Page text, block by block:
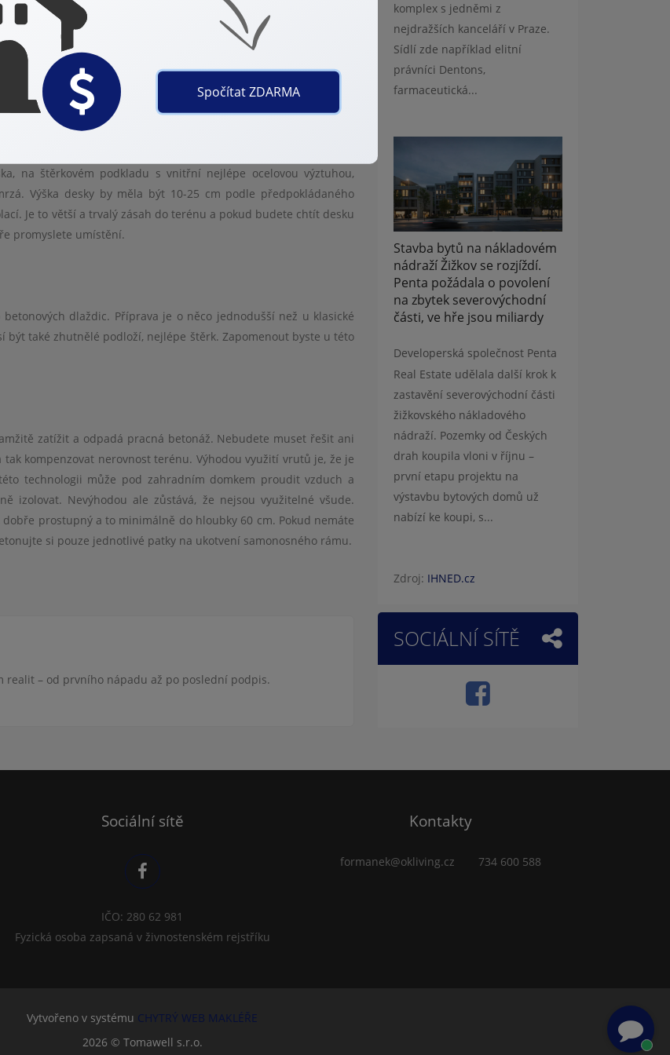
domek
a k čemu bude složit, kde bude stát, př
ází na řadu vyřešení
kvalitně provedená, rovná a ve výšce zhruba 5-10 cm na
na štěrkovém podkladu s vnitřní nejlépe ocelovou výztuhou,
Výška desky by měla být 10-25 cm podle předpokládaného
Je to větší a trvalý zásah do terénu a pokud budete chtít desku
promyslete umístění.
betonových dlaždic. Příprava je o něco jednodušší než u klasické
být takézhutnělé podloží, nejlépe štěrk. Zapomenout byste u této
zatížit a odpadá pracná betonáž. Nebudete muset řešit ani
tak kompenzovat nerovnost terénu. Výhodou využití vrutů je, že je
éto technologii může pod zahradním domkem proudit vzduch a
izolovat. Nevýhodou ale zůstává, že nejsou využitelnévšude.
dobře prostupný a to minimálně do hloubky 60 cm. Pokud nemáte
si pouze jednotlivé patky na ukotvení samonosného rámu.
realit – od prvního nápadu až po poslední podpis.
komplex s jedněmi z
nejdražších kanceláří v Praze.
Sídlí zde například elitní
právníci Dentons,
farmaceutická...
Stavba bytů na nákladovém
nádraží Žižkov se rozjíždí.
Penta požádala o povolení
na zbytek severovýchodní
části, ve hře jsou miliardy
Developerská společnost Penta
Real Estate udělala další krok k
zastavění severovýchodní části
žižkovského nákladového
nádraží. Pozemky od Českých
drah koupila vloni v říjnu –
první etapu projektu na
výstavbu bytových domů už
nabízí ke koupi, s...
Zdroj: IHNED.cz
SOCIÁLNÍ SÍTĚ
Sociální sítě Kontakty
formanek@okliving.cz 734 600 588
IČO: 280 62 981
Fyzická osoba zapsaná v živnostenském rejstříku
Vytvořeno v systému CHYTRÝ WEB MAKLÉŘE
2026 © Tomawell s.r.o.
Spočítat ZDARMA